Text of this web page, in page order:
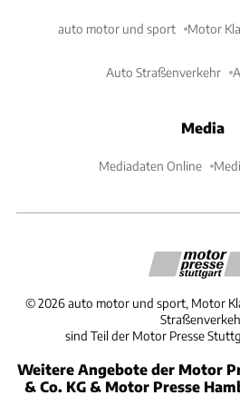
auto motor und sport Motor
Auto Straßenverkehr
Media
Mediadaten Online
©2026 auto motor und sport, Motor
sind Teil der Motor Presse
Weitere Angebote der Motor
& Co. KG & Motor Presse